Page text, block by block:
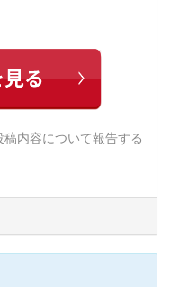
稿内容について報告する